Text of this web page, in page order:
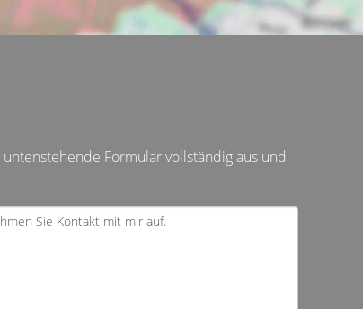
Formular vollständig aus und